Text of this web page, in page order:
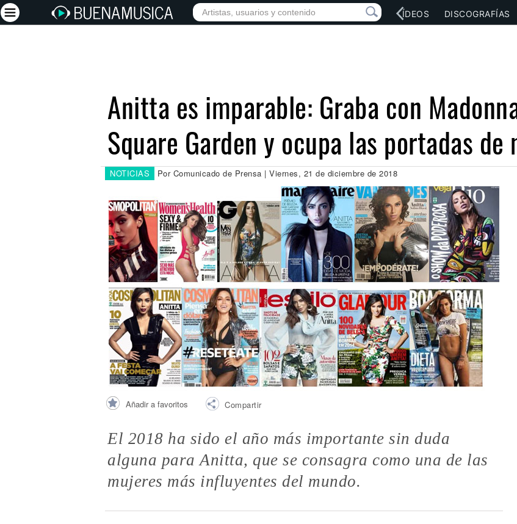
INICIO ARTISTAS RED SOCIAL MÚSICA VÍDEOS DISCOGRAFÍAS
Anitta es imparable: Graba con
Square Garden y ocupa las portadas de
NOTICIAS Por Comunicado de Prensa | Viernes, 21 de diciembre de 2018
Añadir a favoritos Compartir
El 2018 ha sido el año más importante sin duda
alguna para Anitta, que se consagra como una de las
mujeres más influyentes del mundo.